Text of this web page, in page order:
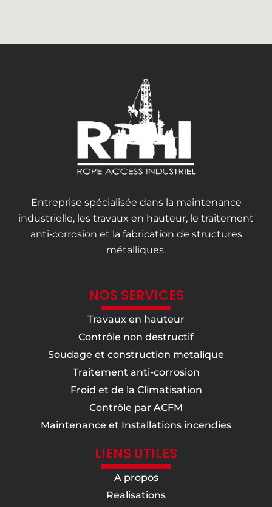
Entreprise spécialisée dans la maintenance
industrielle, les travaux en hauteur, le traitement
anti‑corrosion et la fabrication de structures
métalliques.
NOS SERVICES
Travaux en hauteur
Contrôle non destructif
Soudage et construction metalique
Traitement anti-corrosion
Froid et de la Climatisation
Contrôle par ACFM
Maintenance et Installations incendies
LIENS UTILES
A propos
Realisations